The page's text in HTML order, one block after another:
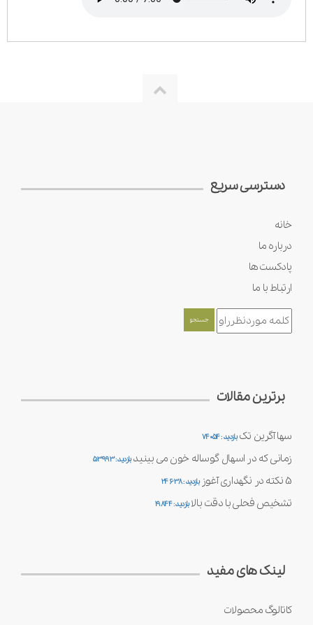
دسترسی سریع
خانه
درباره ما
پادکست ها
ارتباط با ما
برترین مقالات
سها آگرین تک بازدید : 74054
زمانی که در اسهال گوساله خون می بینید بازدید : 53993
5 نکته در نگهداری آغوز بازدید : 24638
تشخیص فحلی با دقت بالا بازدید : 19844
لینک های مفید
کاتالوگ محصولات